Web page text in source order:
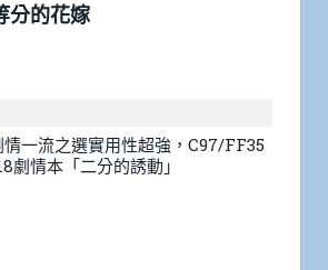
分的花嫁
一流之選實用性超強，C97/FF35
劇情本「二分的誘動」